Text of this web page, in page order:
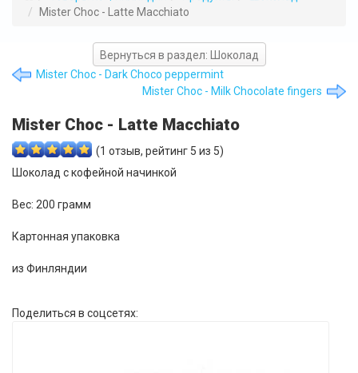
Mister Choc - Latte Macchiato
Вернуться в раздел: Шоколад
Mister Choc - Dark Choco peppermint
Mister Choc - Milk Chocolate fingers
Mister Choc - Latte Macchiato
(1 отзыв, рейтинг 5 из 5)
Шоколад с кофейной начинкой
Вес: 200 грамм
Картонная упаковка
из Финляндии
Поделиться в соцсетях: